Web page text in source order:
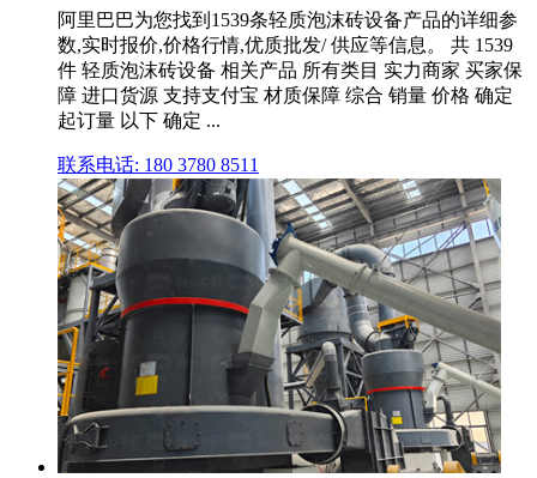
阿里巴巴为您找到1539条轻质泡沫砖设备产品的详细参
数,实时报价,价格行情,优质批发/ 供应等信息。 共 1539
件 轻质泡沫砖设备 相关产品 所有类目 实力商家 买家保
障 进口货源 支持支付宝 材质保障 综合 销量 价格 确定
起订量 以下 确定 ...
联系电话: 180 3780 8511